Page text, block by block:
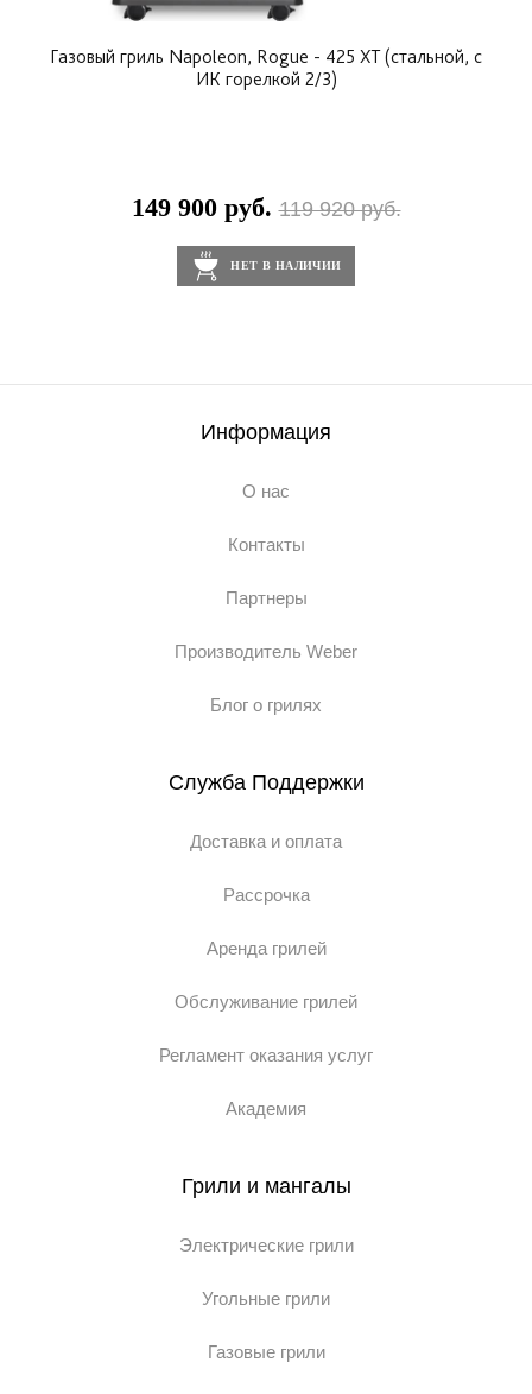
Газовый гриль Napoleon, Rogue - 425 XT (стальной, с
ИК горелкой 2/3)
149 900 руб.119 920 руб.
НЕТ В НАЛИЧИИ
Информация
О нас
Контакты
Партнеры
Производитель Weber
Блог о грилях
Служба Поддержки
Доставка и оплата
Рассрочка
Аренда грилей
Обслуживание грилей
Регламент оказания услуг
Академия
Грили и мангалы
Электрические грили
Угольные грили
Газовые грили